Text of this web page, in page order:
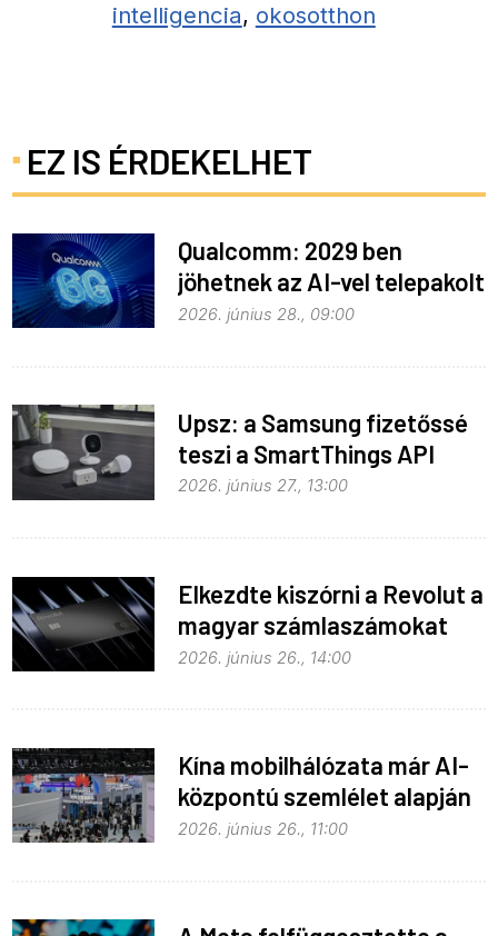
intelligencia, okosotthon
EZ IS ÉRDEKELHET
Qualcomm: 2029 ben
jöhetnek az AI-vel telepakolt
6G-s telefonok
2026. június 28., 09:00
Upsz: a Samsung fizetőssé
teszi a SmartThings API
hozzáférést
2026. június 27., 13:00
Elkezdte kiszórni a Revolut a
magyar számlaszámokat
2026. június 26., 14:00
Kína mobilhálózata már AI-
központú szemlélet alapján
fejlődik
2026. június 26., 11:00